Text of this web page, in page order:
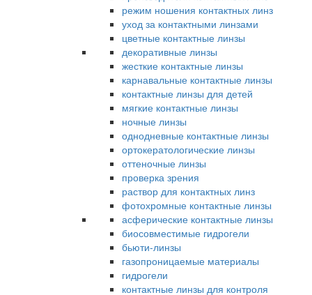
режим ношения контактных линз
уход за контактными линзами
цветные контактные линзы
декоративные линзы
жесткие контактные линзы
карнавальные контактные линзы
контактные линзы для детей
мягкие контактные линзы
ночные линзы
однодневные контактные линзы
ортокератологические линзы
оттеночные линзы
проверка зрения
раствор для контактных линз
фотохромные контактные линзы
асферические контактные линзы
биосовместимые гидрогели
бьюти-линзы
газопроницаемые материалы
гидрогели
контактные линзы для контроля